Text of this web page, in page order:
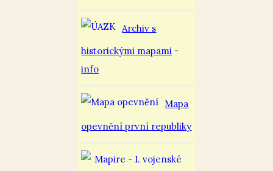
Archiv s
historickými mapami -
info
Mapa
opevnění první republiky